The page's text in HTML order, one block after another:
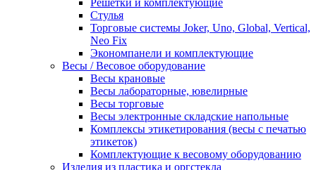
Решетки и комплектующие
Стулья
Торговые системы Joker, Uno, Global, Vertical,
Neo Fix
Экономпанели и комплектующие
Весы / Весовое оборудование
Весы крановые
Весы лабораторные, ювелирные
Весы торговые
Весы электронные складские напольные
Комплексы этикетирования (весы с печатью
этикеток)
Комплектующие к весовому оборудованию
Изделия из пластика и оргстекла